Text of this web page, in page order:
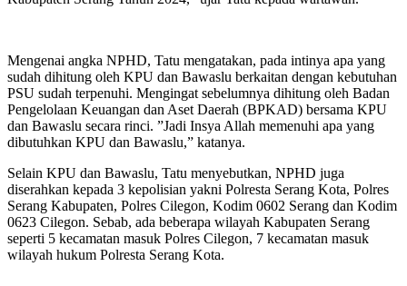
Mengenai angka NPHD, Tatu mengatakan, pada intinya apa yang
sudah dihitung oleh KPU dan Bawaslu berkaitan dengan kebutuhan
PSU sudah terpenuhi. Mengingat sebelumnya dihitung oleh Badan
Pengelolaan Keuangan dan Aset Daerah (BPKAD) bersama KPU
dan Bawaslu secara rinci. ”Jadi Insya Allah memenuhi apa yang
dibutuhkan KPU dan Bawaslu,” katanya.
Selain KPU dan Bawaslu, Tatu menyebutkan, NPHD juga
diserahkan kepada 3 kepolisian yakni Polresta Serang Kota, Polres
Serang Kabupaten, Polres Cilegon, Kodim 0602 Serang dan Kodim
0623 Cilegon. Sebab, ada beberapa wilayah Kabupaten Serang
seperti 5 kecamatan masuk Polres Cilegon, 7 kecamatan masuk
wilayah hukum Polresta Serang Kota.